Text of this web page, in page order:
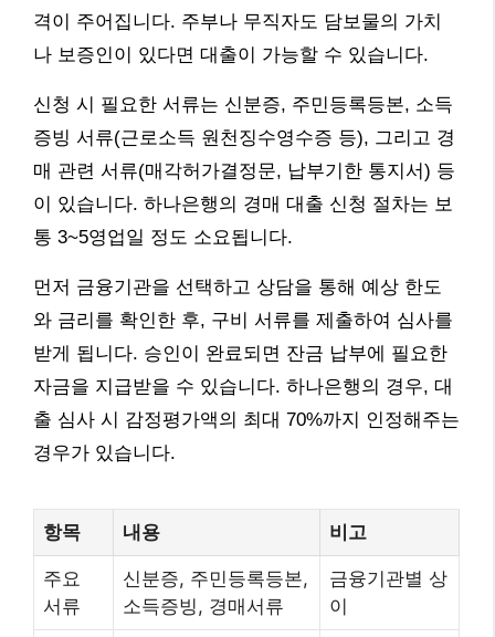
격이 주어집니다. 주부나 무직자도 담보물의 가치
나 보증인이 있다면 대출이 가능할 수 있습니다.
신청 시 필요한 서류는 신분증, 주민등록등본, 소득
증빙 서류(근로소득 원천징수영수증 등), 그리고 경
매 관련 서류(매각허가결정문, 납부기한 통지서) 등
이 있습니다. 하나은행의 경매 대출 신청 절차는 보
통 3~5영업일 정도 소요됩니다.
먼저 금융기관을 선택하고 상담을 통해 예상 한도
와 금리를 확인한 후, 구비 서류를 제출하여 심사를
받게 됩니다. 승인이 완료되면 잔금 납부에 필요한
자금을 지급받을 수 있습니다. 하나은행의 경우, 대
출 심사 시 감정평가액의 최대 70%까지 인정해주는
경우가 있습니다.
항목 내용 비고
주요
서류
신분증, 주민등록등본,
소득증빙, 경매서류
금융기관별 상
이